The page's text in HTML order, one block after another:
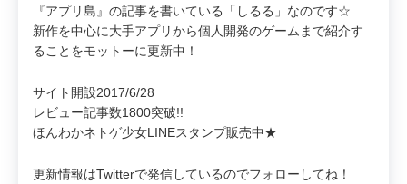
『アプリ島』の記事を書いている「しるる」なのです☆
新作を中心に大手アプリから個人開発のゲームまで紹介す
ることをモットーに更新中！
サイト開設2017/6/28
レビュー記事数1800突破!!
ほんわかネトゲ少女LINEスタンプ販売中★
更新情報はTwitterで発信しているのでフォローしてね！